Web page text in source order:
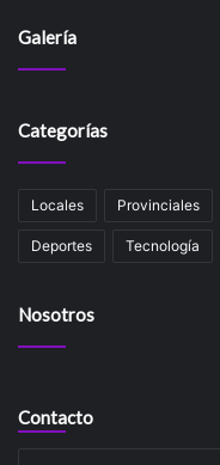
Galería
Categorías
Locales Provinciales
Deportes Tecnología
Nosotros
Contacto